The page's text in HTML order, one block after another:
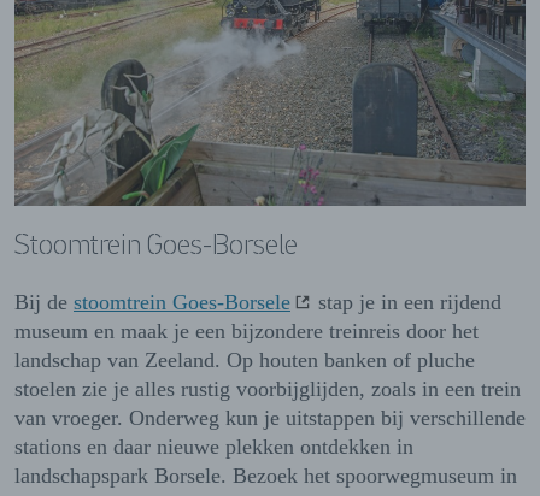
Stoomtrein Goes-Borsele
Bij de stoomtrein Goes-Borsele
stap je in een rijdend
museum en maak je een bijzondere treinreis door het
landschap van Zeeland. Op houten banken of pluche
stoelen zie je alles rustig voorbijglijden, zoals in een trein
van vroeger. Onderweg kun je uitstappen bij verschillende
stations en daar nieuwe plekken ontdekken in
landschapspark Borsele. Bezoek het spoorwegmuseum in